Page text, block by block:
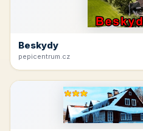
Beskydy
pepicentrum.cz